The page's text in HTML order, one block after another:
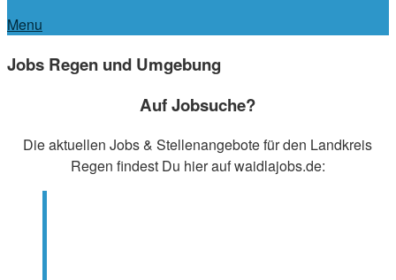
Menu
Jobs Regen und Umgebung
Auf Jobsuche?
Die aktuellen Jobs & Stellenangebote für den Landkreis
Regen findest Du hier auf waidlajobs.de: